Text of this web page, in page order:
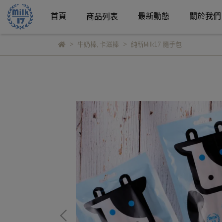
首頁 商品列表 最新動態 關於我們
牛奶棒, 卡滋棒 純新Milk17 隨手包